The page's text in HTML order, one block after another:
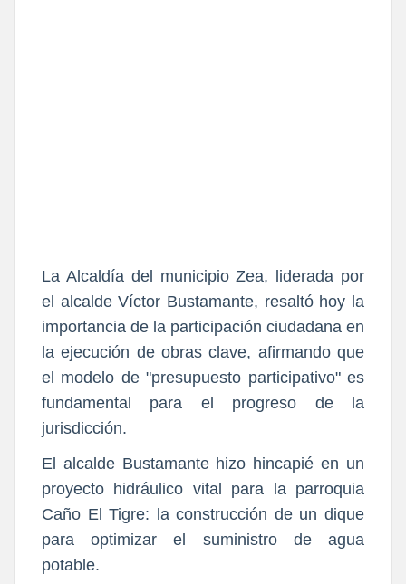
La Alcaldía del municipio Zea, liderada por
el alcalde Víctor Bustamante, resaltó hoy la
importancia de la participación ciudadana en
la ejecución de obras clave, afirmando que
el modelo de "presupuesto participativo" es
fundamental para el progreso de la
jurisdicción.
El alcalde Bustamante hizo hincapié en un
proyecto hidráulico vital para la parroquia
Caño El Tigre: la construcción de un dique
para optimizar el suministro de agua
potable.